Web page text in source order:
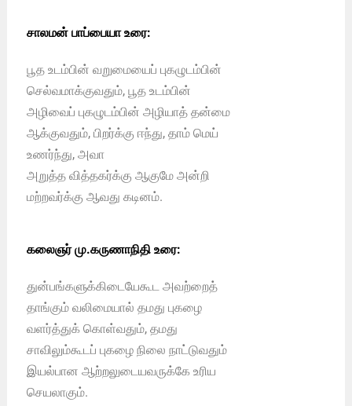
சாலமன் பாப்பையா உரை:
பூத உடம்பின் வறுமையைப் புகழுடம்பின்
செல்வமாக்குவதும், பூத உடம்பின்
அழிவைப் புகழுடம்பின் அழியாத் தன்மை
ஆக்குவதும், பிறர்க்கு ஈந்து, தாம் மெய்
உணர்ந்து, அவா
அறுத்த வித்தகர்க்கு ஆகுமே அன்றி
மற்றவர்க்கு ஆவது கடினம்.
கலைஞர் மு.கருணாநிதி உரை:
துன்பங்களுக்கிடையேகூட அவற்றைத்
தாங்கும் வலிமையால் தமது புகழை
வளர்த்துக் கொள்வதும், தமது
சாவிலும்கூடப் புகழை நிலை நாட்டுவதும்
இயல்பான ஆற்றலுடையவருக்கே உரிய
செயலாகும்.